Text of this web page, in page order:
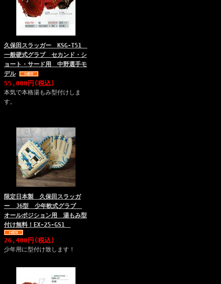
久保田スラッガー KSG-T51
一般硬式グラブ セカンド・シ
ョート・サード用 中野選手モ
デル
55,000円(税込)
本気で本格湯もみ型付けしま
す。
限定日本製 久保田スラッガ
ー J6型 少年軟式グラブ
オールポジション用 湯もみ型
付け無料！EX-25-GS1
26,400円(税込)
少年用に型付け致します！